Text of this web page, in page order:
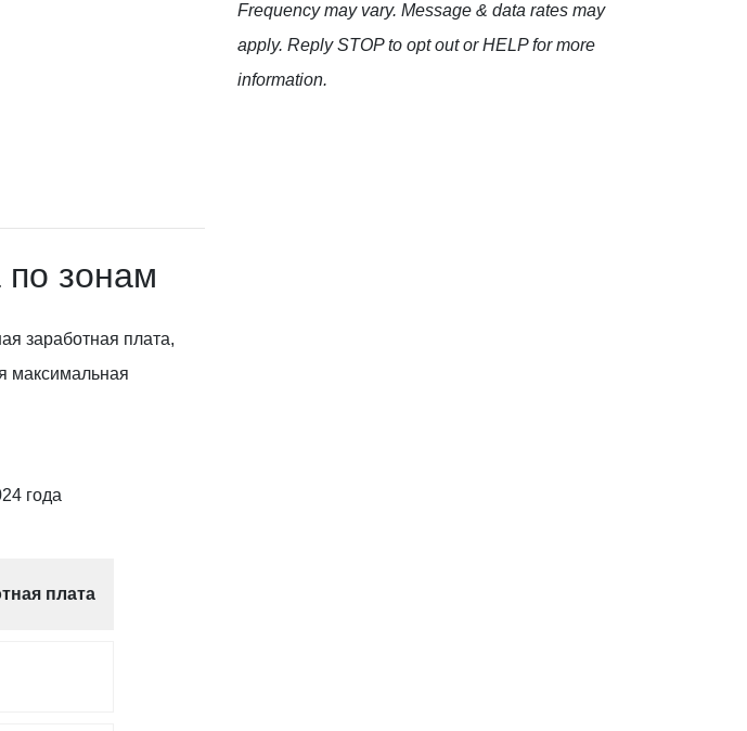
зонам
заработная плата,
максимальная
года
плата
Frequency may vary. Message & data rates may
apply. Reply STOP to opt out or HELP for more
information.